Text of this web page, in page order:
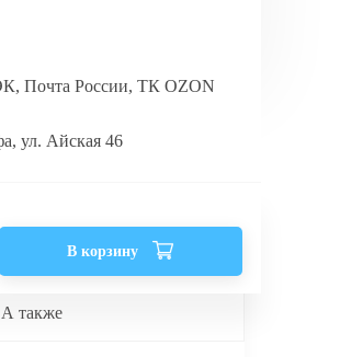
Почта России, ТК OZON
ул. Айская 46
В корзину
А также